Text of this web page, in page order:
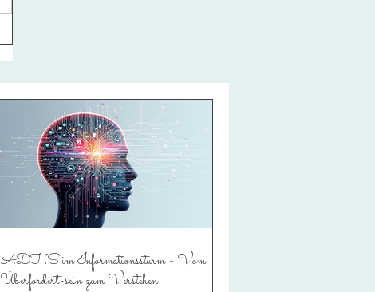
ADHS im Informationssturm - Vom
Überfordert-sein zum Verstehen